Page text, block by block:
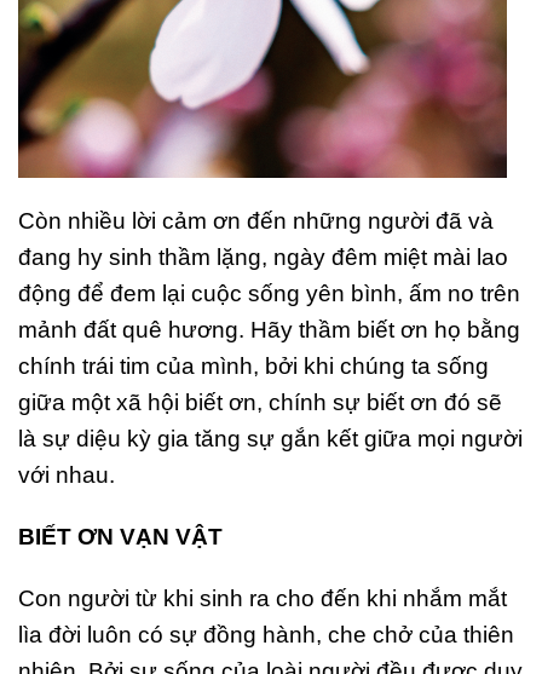
Còn nhiều lời cảm ơn đến những người đã và
đang hy sinh thầm lặng, ngày đêm miệt mài lao
động để đem lại cuộc sống yên bình, ấm no trên
mảnh đất quê hương. Hãy thầm biết ơn họ bằng
chính trái tim của mình, bởi khi chúng ta sống
giữa một xã hội biết ơn, chính sự biết ơn đó sẽ
là sự diệu kỳ gia tăng sự gắn kết giữa mọi người
với nhau.
BIẾT ƠN VẠN VẬT
Con người từ khi sinh ra cho đến khi nhắm mắt
lìa đời luôn có sự đồng hành, che chở của thiên